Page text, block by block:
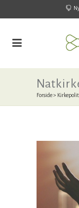
Forside>